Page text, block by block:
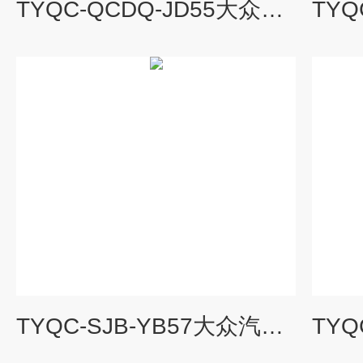
TYQC-QCDQ-JD55大众新捷达全车电器实验台|汽车教学设备
TYQC-SJB-YB57大众汽车仪表系统示教板|汽车教学设备